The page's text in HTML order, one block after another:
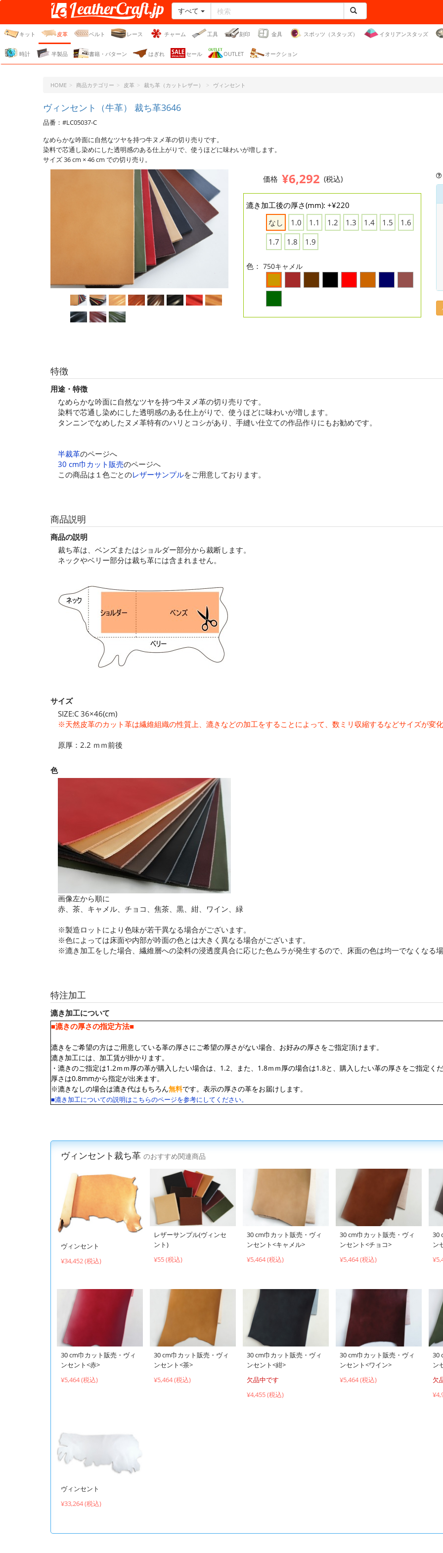
レザークラフト・ドット・
ジェーピー
すべて
キット 皮革 ベルト レース チャーム 工具 刻印 金具 スポッツ（スタッズ） イタリアンスタッズ
時計 半製品 書籍・パターン はぎれ セール OUTLET オークション
HOME 商品カテゴリー 皮革 裁ち革（カットレザー） ヴィンセント
ヴィンセント（牛革） 裁ち革3646
品番：#LC05037-C
なめらかな吟面に自然なツヤを持つ牛ヌメ革の切り売りです。
染料で芯通し染めにした透明感のある仕上がりで、使うほどに味わいが増します。
サイズ 36 cm × 46 cm での切り売り。
価格 ¥6,292 (税込)
漉き加工後の厚さ(mm): +¥220
なし
1.0 1.1 1.2 1.3 1.4 1.5
1.6
1.7
1.8 1.9
色： 750キャメル
特徴
用途・特徴
なめらかな吟面に自然なツヤを持つ牛ヌメ革の切り売りです。
染料で芯通し染めにした透明感のある仕上がりで、使うほどに味わいが増します。
タンニンでなめしたヌメ革特有のハリとコシがあり、手縫い仕立ての作品作りにもお勧めです。
半裁革のページへ
30 cm巾カット販売のページへ
この商品は１色ごとのレザーサンプルをご用意しております。
商品説明
商品の説明
裁ち革は、ベンズまたはショルダー部分から裁断します。
ネックやベリー部分は裁ち革には含まれません。
サイズ
SIZE:C 36×46(cm)
※天然皮革のカット革は繊維組織の性質上、漉きなどの加工をすることによって、数ミリ収縮するなどサイズが変化
原厚：2.2 ｍｍ前後
色
画像左から順に
赤、茶、キャメル、チョコ、焦茶、黒、紺、ワイン、緑
※製造ロットにより色味が若干異なる場合がございます。
※色によっては床面や内部が吟面の色とは大きく異なる場合がございます。
※漉き加工をした場合、繊維層への染料の浸透度具合に応じた色ムラが発生するので、床面の色は均一でなくなる場
特注加工
漉き加工について
■漉きの厚さの指定方法■
漉きをご希望の方はご用意している革の厚さにご希望の厚さがない場合、お好みの厚さをご指定頂けます。
漉き加工には、加工賃が掛かります。
・漉きのご指定は1.2ｍｍ厚の革が購入したい場合は、1.2、また、1.8ｍｍ厚の場合は1.8と、購入したい革の厚さをご指定くだ
厚さは0.8mmから指定が出来ます。
※漉きなしの場合は漉き代はもちろん無料です。表示の厚さの革をお届けします。
■漉き加工についての説明はこちらのページを参考にしてください。
ヴィンセント裁ち革 のおすすめ関連商品
ヴィンセント
¥34,452 (税込)
レザーサンプル(ヴィンセ
ント)
¥55 (税込)
30 cm巾カット販売・ヴィ
ンセント<キャメル>
¥5,464 (税込)
30 cm巾カット販売・ヴィ
ンセント<チョコ>
¥5,464 (税込)
30
ン
30 cm巾カット販売・ヴィ
ンセント<赤>
¥5,464 (税込)
30 cm巾カット販売・ヴィ
ンセント<茶>
¥5,464 (税込)
30 cm巾カット販売・ヴィ
ンセント<紺>
欠品中です
¥4,455 (税込)
30 cm巾カット販売・ヴィ
ンセント<ワイン>
¥5,464 (税込)
30
ン
欠
ヴィンセント
¥33,264 (税込)